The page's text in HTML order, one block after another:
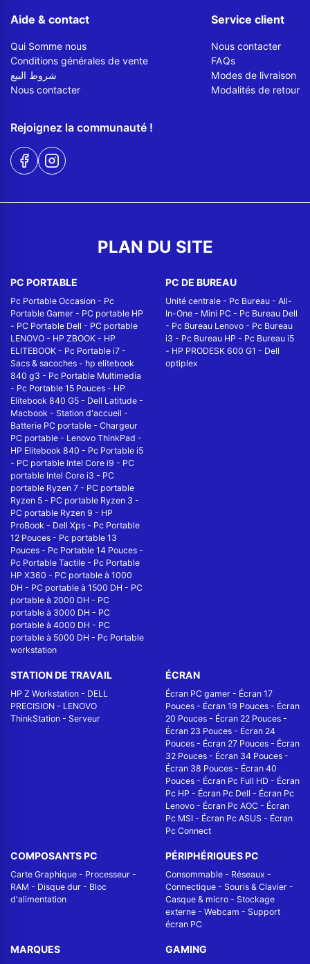
Aide & contact
Qui Somme nous
Conditions générales de vente
شروط البيع
Nous contacter
Service client
Nous contacter
FAQs
Modes de livraison
Modalités de retour
Rejoignez la communauté !
PLAN DU SITE
PC PORTABLE
Pc Portable Occasion - Pc
Portable Gamer - PC portable HP
- PC Portable Dell - PC portable
LENOVO - HP ZBOOK - HP
ELITEBOOK - Pc Portable i7 -
Sacs & sacoches - hp elitebook
840 g3 - Pc Portable Multimedia
- Pc Portable 15 Pouces - HP
Elitebook 840 G5 - Dell Latitude -
Macbook - Station d'accueil -
Batterie PC portable - Chargeur
PC portable - Lenovo ThinkPad -
HP Elitebook 840 - Pc Portable i5
- PC portable Intel Core i9 - PC
portable Intel Core i3 - PC
portable Ryzen 7 - PC portable
Ryzen 5 - PC portable Ryzen 3 -
PC portable Ryzen 9 - HP
ProBook - Dell Xps - Pc Portable
12 Pouces - Pc portable 13
Pouces - Pc Portable 14 Pouces -
Pc Portable Tactile - Pc Portable
HP X360 - PC portable à 1000
DH - PC portable à 1500 DH - PC
portable à 2000 DH - PC
portable à 3000 DH - PC
portable à 4000 DH - PC
portable à 5000 DH - Pc Portable
workstation
PC DE BUREAU
Unité centrale - Pc Bureau - All-
In-One - Mini PC - Pc Bureau Dell
- Pc Bureau Lenovo - Pc Bureau
i3 - Pc Bureau HP - Pc Bureau i5
- HP PRODESK 600 G1 - Dell
optiplex
STATION DE TRAVAIL
HP Z Workstation - DELL
PRECISION - LENOVO
ThinkStation - Serveur
ÉCRAN
Écran PC gamer - Écran 17
Pouces - Écran 19 Pouces - Écran
20 Pouces - Écran 22 Pouces -
Écran 23 Pouces - Écran 24
Pouces - Écran 27 Pouces - Écran
32 Pouces - Écran 34 Pouces -
Écran 38 Pouces - Écran 40
Pouces - Écran Pc Full HD - Écran
Pc HP - Écran Pc Dell - Écran Pc
Lenovo - Écran Pc AOC - Écran
Pc MSI - Écran Pc ASUS - Écran
Pc Connect
COMPOSANTS PC
Carte Graphique - Processeur -
RAM - Disque dur - Bloc
d'alimentation
PÉRIPHÉRIQUES PC
Consommable - Réseaux -
Connectique - Souris & Clavier -
Casque & micro - Stockage
externe - Webcam - Support
écran PC
MARQUES GAMING